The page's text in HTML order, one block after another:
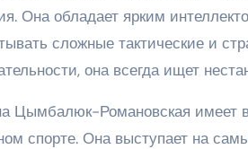
Она обладает ярким
сложные тактические и
она всегда ищет
Цымбалюк-Романовская имеет
спорте. Она выступает на